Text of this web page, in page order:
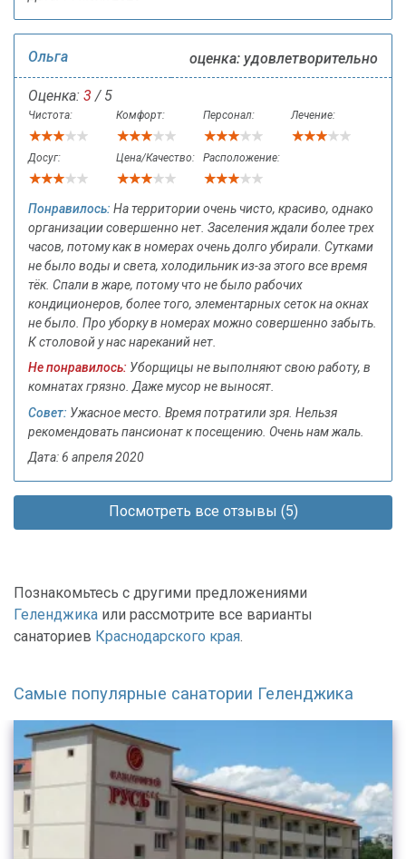
Ольга оценка: удовлетворительно
Оценка: 3 / 5
Чистота: Комфорт: Персонал: Лечение:
Досуг: Цена/Качество: Расположение:
Понравилось: На территории очень чисто, красиво, однако
организации совершенно нет. Заселения ждали более трех
часов, потому как в номерах очень долго убирали. Сутками
не было воды и света, холодильник из-за этого все время
тёк. Спали в жаре, потому что не было рабочих
кондиционеров, более того, элементарных сеток на окнах
не было. Про уборку в номерах можно совершенно забыть.
К столовой у нас нареканий нет.
Не понравилось: Уборщицы не выполняют свою работу, в
комнатах грязно. Даже мусор не выносят.
Совет: Ужасное место. Время потратили зря. Нельзя
рекомендовать пансионат к посещению. Очень нам жаль.
Дата: 6 апреля 2020
Посмотреть все отзывы (5)
Познакомьтесь с другими предложениями
Геленджика или рассмотрите все варианты
санаториев Краснодарского края.
Самые популярные санатории Геленджика